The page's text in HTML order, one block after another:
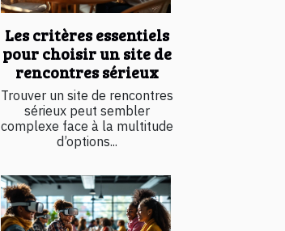
Les critères essentiels
pour choisir un site de
rencontres sérieux
Trouver un site de rencontres
sérieux peut sembler
complexe face à la multitude
d’options...